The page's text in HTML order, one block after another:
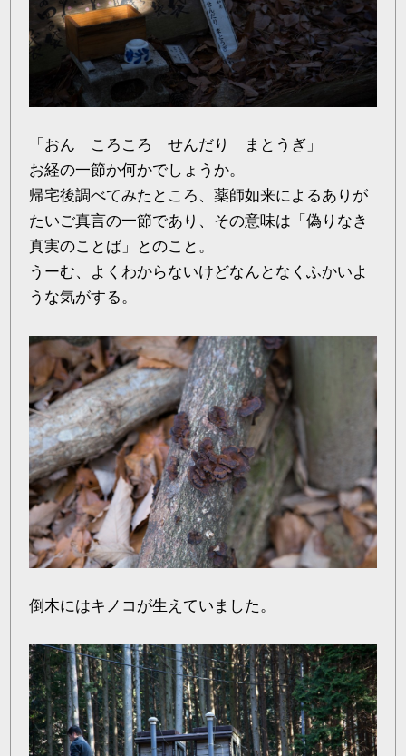
「おん ころころ せんだり まとうぎ」
お経の一節か何かでしょうか。
帰宅後調べてみたところ、薬師如来によるありが
たいご真言の一節であり、その意味は「偽りなき
真実のことば」とのこと。
うーむ、よくわからないけどなんとなくふかいよ
うな気がする。
倒木にはキノコが生えていました。